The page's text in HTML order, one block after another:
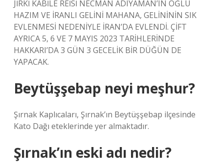
JİRKİ KABİLE REİSİ NECMAN ADIYAMAN’IN OĞLU
HAZIM VE İRANLI GELİNİ MAHANA, GELİNİNİN SIK
EVLENMESİ NEDENİYLE İRAN’DA EVLENDİ. ÇİFT
AYRICA 5, 6 VE 7 MAYIS 2023 TARİHLERİNDE
HAKKARI’DA 3 GÜN 3 GECELİK BİR DÜĞÜN DE
YAPACAK.
Beytüşşebap neyi meşhur?
Şırnak Kaplıcaları, Şırnak’ın Beytüşşebap ilçesinde
Kato Dağı eteklerinde yer almaktadır.
Şırnak’ın eski adı nedir?